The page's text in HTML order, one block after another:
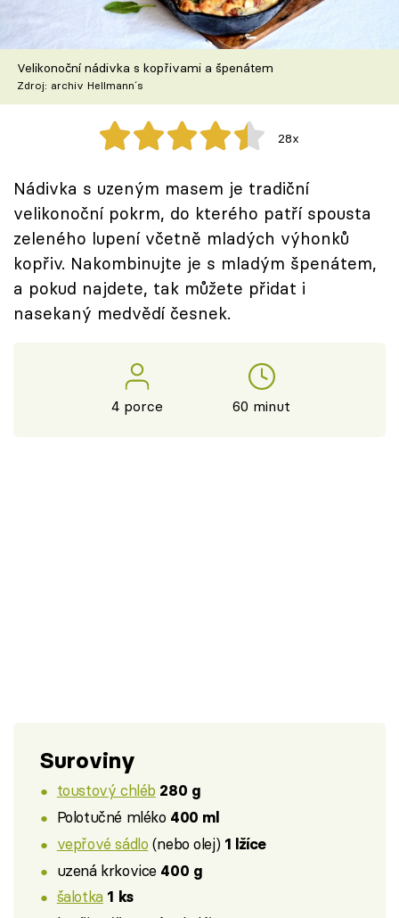
Škola vaření
Recepty z TV
Speciál: Cuketa
Těhotnej kuchař
Sledujte prima+
Přihlášení
Sledujte nás
Velikonoční nádivka s kopřivami a špenátem
Zdroj: archiv Hellmann´s
28x
Nádivka s uzeným masem je tradiční
velikonoční pokrm, do kterého patří spousta
zeleného lupení včetně mladých výhonků
kopřiv. Nakombinujte je s mladým špenátem,
a pokud najdete, tak můžete přidat i
nasekaný medvědí česnek.
4 porce 60 minut
Suroviny
toustový chléb 280 g
Polotučné mléko 400 ml
vepřové sádlo (nebo olej) 1 lžíce
uzená krkovice 400 g
šalotka 1 ks